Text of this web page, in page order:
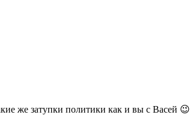
же затупки политики как и вы с Васей 😉